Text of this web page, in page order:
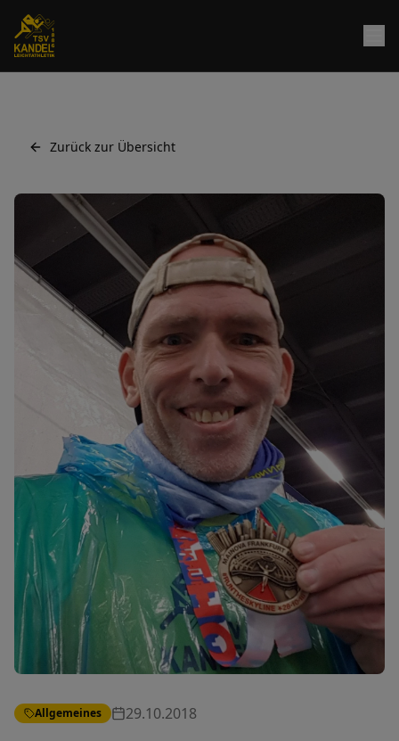
Zurück zur Übersicht
Allgemeines 29.10.2018